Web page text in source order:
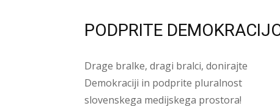
PODPRITE
Drage bralke, dragi bralci, donirajte
Demokraciji in podprite pluralnost
slovenskega medijskega prostora!